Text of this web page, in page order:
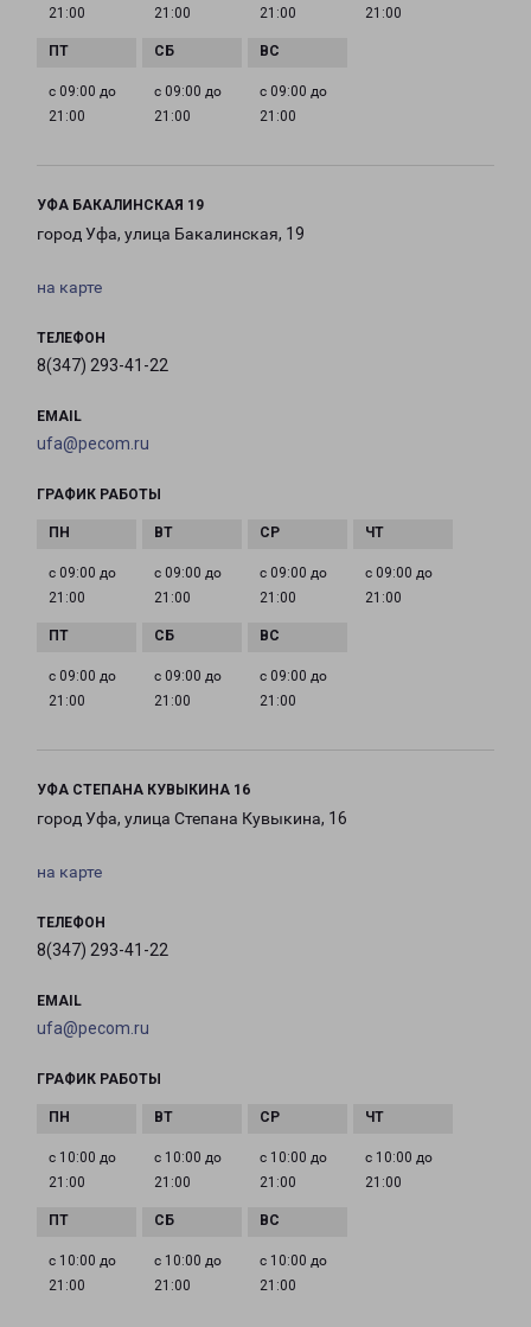
21:00
21:00
21:00
21:00
с 09:00 до
21:00
с 09:00 до
21:00
с 09:00 до
21:00
УФА БАКАЛИНСКАЯ 19
город Уфа, улица Бакалинская, 19
на карте
ТЕЛЕФОН
8(347) 293-41-22
EMAIL
ufa@pecom.ru
ГРАФИК РАБОТЫ
с 09:00 до
21:00
с 09:00 до
21:00
с 09:00 до
21:00
с 09:00 до
21:00
с 09:00 до
21:00
с 09:00 до
21:00
с 09:00 до
21:00
УФА СТЕПАНА КУВЫКИНА 16
город Уфа, улица Степана Кувыкина, 16
на карте
ТЕЛЕФОН
8(347) 293-41-22
EMAIL
ufa@pecom.ru
ГРАФИК РАБОТЫ
с 10:00 до
21:00
с 10:00 до
21:00
с 10:00 до
21:00
с 10:00 до
21:00
с 10:00 до
21:00
с 10:00 до
21:00
с 10:00 до
21:00